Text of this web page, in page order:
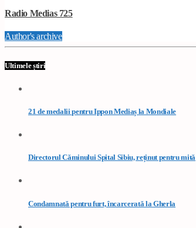
Radio Medias 725
Author's archive
Ultimele știri
21 de medalii pentru Ippon Mediaș la Mondiale
Directorul Căminului Spital Sibiu, reținut pentru mită
Condamnată pentru furt, încarcerată la Gherla